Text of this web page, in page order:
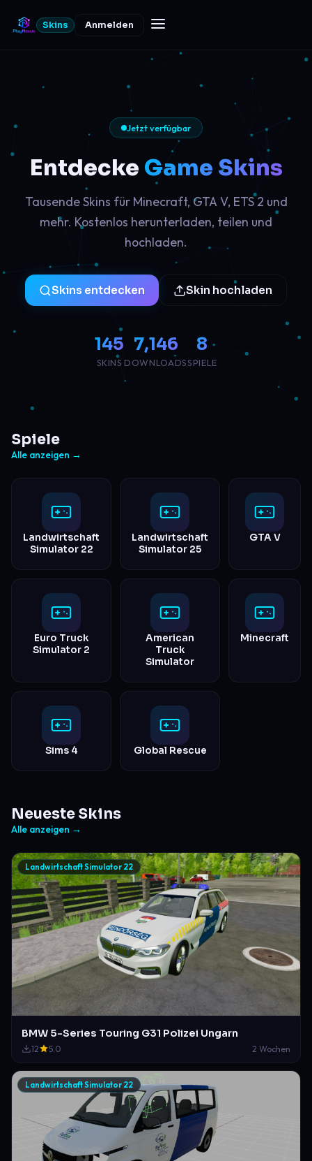
Skins Anmelden
Jetzt verfügbar
Entdecke Game Skins
Tausende Skins für Minecraft, GTA V, ETS 2 und
mehr. Kostenlos herunterladen, teilen und
hochladen.
Skins entdecken Skin hochladen
145
SKINS
7,146
DOWNLOADS
8
SPIELE
Spiele
Alle anzeigen →
Landwirtschaft
Simulator 22
Landwirtschaft
Simulator 25
GTA V
Euro Truck
Simulator 2
American
Truck
Simulator
Minecraft
Sims 4 Global Rescue
Neueste Skins
Alle anzeigen →
Landwirtschaft Simulator 22
BMW 5-Series Touring G31 Polizei Ungarn
12 5.0 2 Wochen
Landwirtschaft Simulator 22